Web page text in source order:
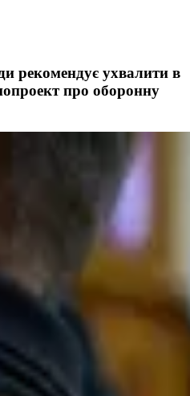
рекомендує ухвалити в
про оборонну